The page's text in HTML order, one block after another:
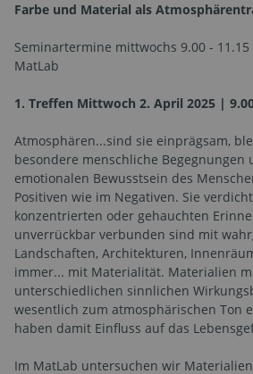
Farbe und Material als
Seminartermine mittwochs 9.00 -
MatLab
1. Treffen Mittwoch 2. April 2025 |
Atmosphären...sind sie einprägsam,
besondere menschliche Begegnungen
emotionalen Bewusstsein des
Positiven wie im Negativen. Sie
konzentrierten oder gehauchten
unverrückbar verbunden sind mit
Landschaften, Architekturen,
immer... mit Materialität. Materialien
unterschiedlichen sinnlichen
wesentlich zum atmosphärischen Ton
haben damit Einfluss auf das
Im MatLab untersuchen wir